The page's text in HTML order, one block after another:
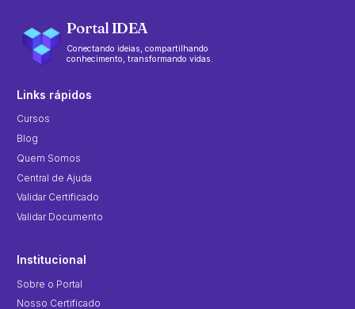
Portal IDEA
Conectando ideias, compartilhando
conhecimento, transformando vidas.
Links rápidos
Cursos
Blog
Quem Somos
Central de Ajuda
Validar Certificado
Validar Documento
Institucional
Sobre o Portal
Nosso Certificado